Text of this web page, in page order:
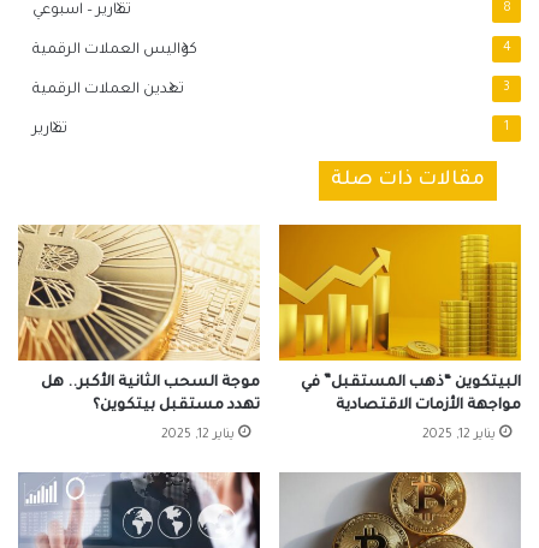
تقارير – اسبوعي 8
كواليس العملات الرقمية 4
تعدين العملات الرقمية 3
تقارير 1
مقالات ذات صلة
موجة السحب الثانية الأكبر.. هل
تهدد مستقبل بيتكوين؟
يناير 12, 2025
البيتكوين “ذهب المستقبل” في
مواجهة الأزمات الاقتصادية
يناير 12, 2025